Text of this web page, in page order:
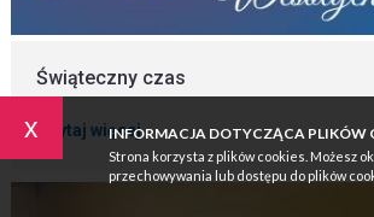
x INFORMACJA DOTYCZĄCA PLIKÓW
Strona korzysta z plików cookies. Możesz
przechowywania lub dostępu do plików
Świąteczny czas
Czytaj więcej